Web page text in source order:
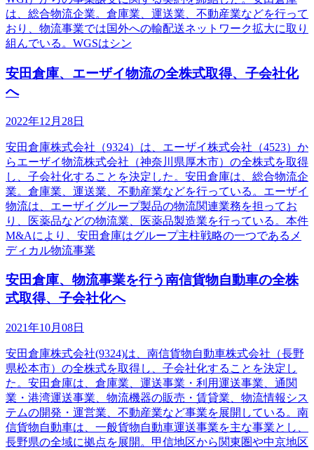
は、総合物流企業。倉庫業、運送業、不動産業などを行って
おり、物流事業では国外への輸配送ネットワーク拡大に取り
組んでいる。WGSはシン
安田倉庫、エーザイ物流の全株式取得、子会社化
へ
2022年12月28日
安田倉庫株式会社（9324）は、エーザイ株式会社（4523）か
らエーザイ物流株式会社（神奈川県厚木市）の全株式を取得
し、子会社化することを決定した。安田倉庫は、総合物流企
業。倉庫業、運送業、不動産業などを行っている。エーザイ
物流は、エーザイグループ製品の物流関連業務を担ってお
り、医薬品などの物流業、医薬品製造業を行っている。本件
M&Aにより、安田倉庫はグループ主柱戦略の一つであるメ
ディカル物流事業
安田倉庫、物流事業を行う南信貨物自動車の全株
式取得、子会社化へ
2021年10月08日
安田倉庫株式会社(9324)は、南信貨物自動車株式会社（長野
県松本市）の全株式を取得し、子会社化することを決定し
た。安田倉庫は、倉庫業、運送事業・利用運送事業、通関
業・港湾運送事業、物流機器の販売・賃貸業、物流情報シス
テムの開発・運営業、不動産業など事業を展開している。南
信貨物自動車は、一般貨物自動車運送事業を主な事業とし、
長野県の全域に拠点を展開。甲信地区から関東圏や中京地区